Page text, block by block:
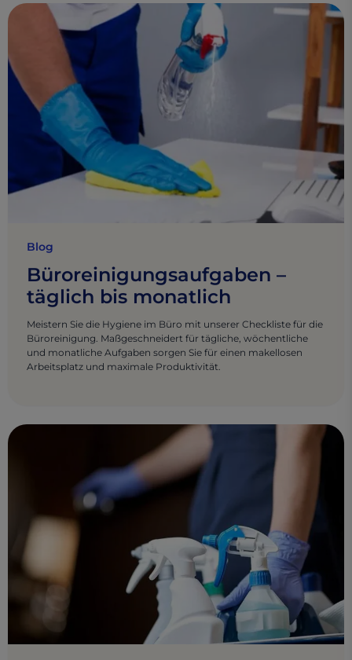
Blog
Büroreinigungsaufgaben –
täglich bis monatlich
Meistern Sie die Hygiene im Büro mit unserer Checkliste für die
Büroreinigung. Maßgeschneidert für tägliche, wöchentliche
und monatliche Aufgaben sorgen Sie für einen makellosen
Arbeitsplatz und maximale Produktivität.